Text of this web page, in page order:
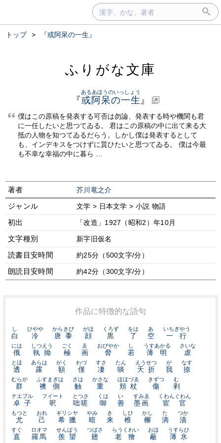
トップ > 『或阿呆の一生』
ふりがな文庫
『或阿呆の一生
あるあほうのいっしょう
』
僕はこの原稿を発表する可否は勿論、発表する時や機関も君
に一任したいと思つてゐる。 君はこの原稿の中に出て来る大
抵の人物を知つてゐるだらう。しかし僕は発表するとして
も、インデキスをつけずに貰ひたいと思つてゐる。 僕は今最
も不幸な幸福の中に暮ら …
著者 芥川竜之介
ジャンル 文学 > 日本文学 > 小説 物語
初出 「改造」1927（昭和2）年10月
文字種別 新字旧仮名
読書目安時間 約25分（500文字/分）
朗読目安時間 約42分（300文字/分）
作品に特徴的な語句
白
し
冷
ひやや
唐黍
からきび
顔
がほ
黒
くろず
了
をは
空
あ
一行
いちぎやう
俄
には
執拗
しつえう
極
ごく
画
ゑ
脅
おびやか
若
し
薄明
うすあかる
虐
さいな
透
とほ
露
あらは
額
がく
僅
わづ
凄
すさ
啖
たん
夭折
えうせつ
我
が
捺
なす
群
むらが
襖側
ふすまぎは
触
さは
重
かさな
頬杖
ほほづゑ
傷
きずつ
剥
む
卓子
テエブル
呎
フイート
咄嗟
とつさ
啣
くは
善
い
墨画
すみゑ
宦官
くわんぐわん
尤
もつと
己
おれ
希臘
ギリシヤ
暗
やみ
来
き
椎
しひ
檞
かし
滴
た
漬
つか
直
すぐ
羅馬
ロオマ
羨望
せんばう
翅
つばさ
老獪
らうくわい
蔽
おほ
薄氷
うすらひ